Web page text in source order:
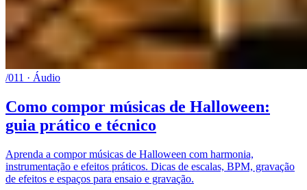
/011 · Áudio
Como compor músicas de Halloween:
guia prático e técnico
Aprenda a compor músicas de Halloween com harmonia,
instrumentação e efeitos práticos. Dicas de escalas, BPM, gravação
de efeitos e espaços para ensaio e gravação.